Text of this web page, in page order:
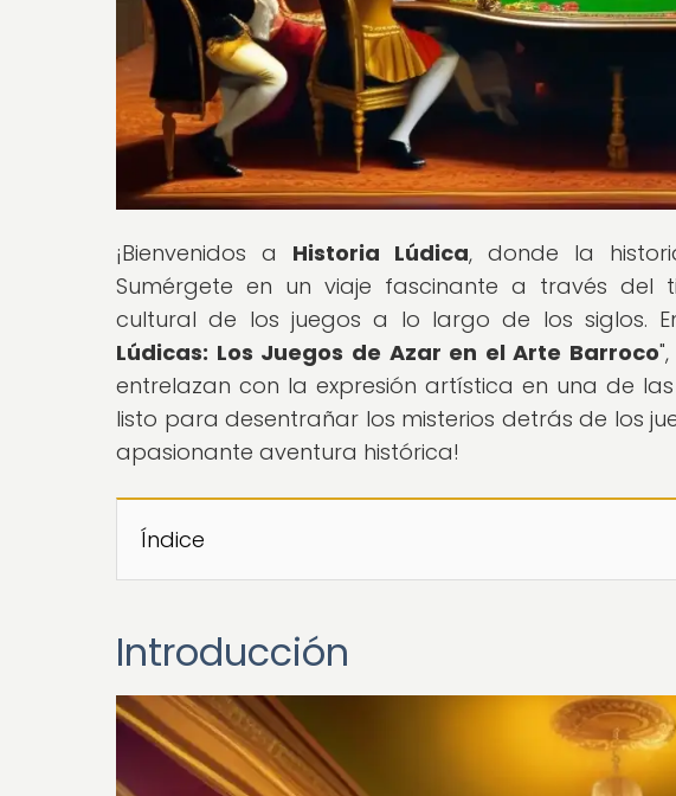
¡Bienvenidos a Historia Lúdica, donde la
Sumérgete en un viaje fascinante a través del
cultural de los juegos a lo largo de los siglos.
Lúdicas: Los Juegos de Azar en el Arte Barroco
entrelazan con la expresión artística en una de
listo para desentrañar los misterios detrás de los
apasionante aventura histórica!
Índice
Introducción